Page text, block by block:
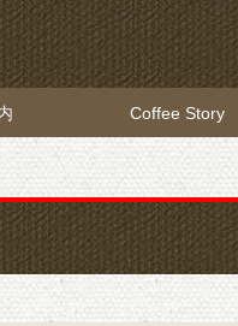
Coffee Story